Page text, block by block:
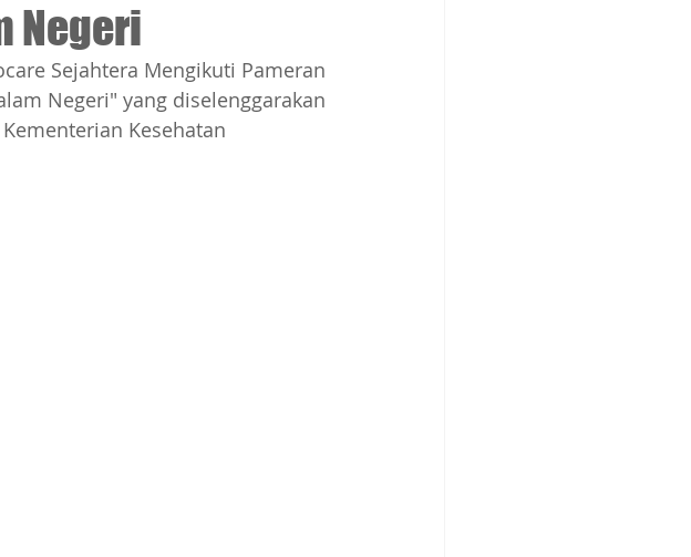
Negeri
Sejahtera Mengikuti Pameran
Negeri" yang diselenggarakan
Kesehatan